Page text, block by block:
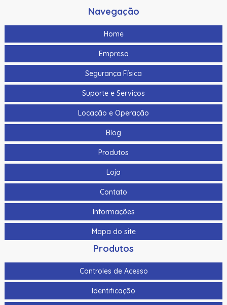
Navegação
Home
Empresa
Segurança Física
Suporte e Serviços
Locação e Operação
Blog
Produtos
Loja
Contato
Informações
Mapa do site
Produtos
Controles de Acesso
Identificação